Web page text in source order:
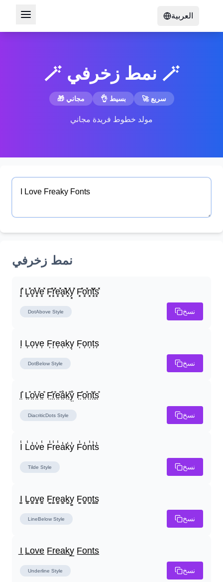
العربية
🪄 نمط زخرفي 🪄
🎁 مجاني 👌 بسيط 🚀 سريع
مولد خطوط فريدة مجاني
نمط زخرفي
I͓̽ L͓̽o͓̽v͓̽e͓̽ F͓̽r͓̽e͓̽a͓̽k͓̽y͓̽ F͓̽o͓̽n͓̽t͓̽s͓̽
DotAbove Style نسخ
I͎ L͎o͎v͎e͎ F͎r͎e͎a͎k͎y͎ F͎o͎n͎t͎s͎
DotBelow Style نسخ
I̤̊ L̤̊o̤̊v̤̊e̤̊ F̤̊r̤̊e̤̊å̤k̤̊ẙ̤ F̤̊o̤̊n̤̊t̤̊s̤̊
DiacriticDots Style نسخ
I̾ L̾o̾v̾e̾ F̾r̾e̾a̾k̾y̾ F̾o̾n̾t̾s̾
Tilde Style نسخ
I̳ L̳o̳v̳e̳ F̳r̳e̳a̳k̳y̳ F̳o̳n̳t̳s̳
LineBelow Style نسخ
I̲ L̲o̲v̲e̲ F̲r̲e̲a̲k̲y̲ F̲o̲n̲t̲s̲
Underline Style نسخ